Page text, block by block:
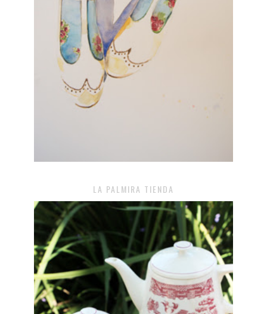
LA PALMIRA TIENDA